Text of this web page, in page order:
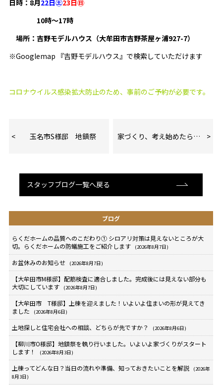
日時：8月22日㊏23日㊐
10時～17時
場所：吉野モデルハウス（大牟田市吉野茶屋ヶ浦927-7）
※Googlemap 『吉野モデルハウス』で検索していただけます
コロナウイルス感染拡大防止のため、事前のご予約が必要です。
玉名市S様邸 地鎮祭 家づくり、考え始めたら…
スタッフブログ一覧へ戻る
ブログ
らくだホームの品質へのこだわり① シロアリ対策は見えないところが大
切。らくだホームの防蟻施工をご紹介します
(2026年8月7日)
お盆休みのお知らせ (2026年8月7日)
【大牟田市M様邸】配筋検査に適合しました。完成後には見えない部分も
大切にしています
(2026年8月7日)
【大牟田市 T様邸】上棟を迎えました！いよいよ住まいの形が見えてき
ました
(2026年8月6日)
土地探しと住宅会社への相談、どちらが先ですか？ (2026年8月6日)
【柳川市O様邸】地鎮祭を執り行いました。いよいよ家づくりがスタート
します！
(2026年8月3日)
上棟ってどんな日？当日の流れや準備、知っておきたいことを解説
(2026年
8月3日)